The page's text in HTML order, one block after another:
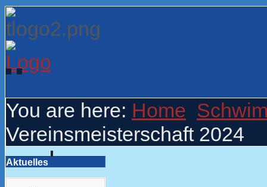
You are here: Home
Vereinsmeisterschaft 2024
Aktuelles